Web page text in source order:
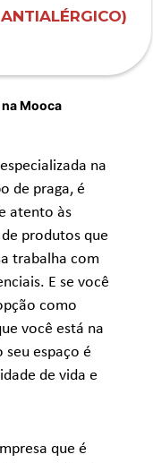
Mooca
na
de praga, é
atento às
produtos que
trabalha com
E se você
como
você está na
seu espaço é
de vida e
que é